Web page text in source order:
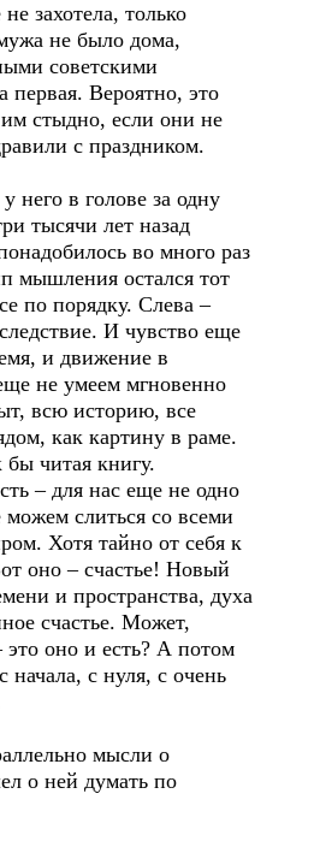
захотела, только
не было дома,
советскими
первая. Вероятно, это
стыдно, если они не
с праздником.
него в голове за одну
тысячи лет назад
во много раз
мышления остался тот
по порядку. Слева –
И чувство еще
и движение в
не умеем мгновенно
всю историю, все
как картину в раме.
читая книгу.
– для нас еще не одно
слиться со всеми
Хотя тайно от себя к
оно – счастье! Новый
и пространства, духа
счастье. Может,
это оно и есть? А потом
начала, с нуля, с очень
мысли о
о ней думать по